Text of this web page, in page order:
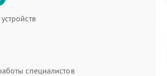
специалистов